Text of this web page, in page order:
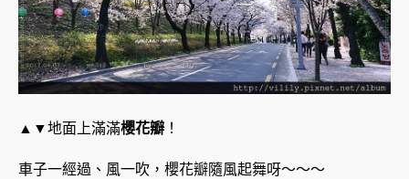
▲▼地面上滿滿櫻花瓣 ！
車子一經過、風一吹，櫻花瓣隨風起舞呀～～～